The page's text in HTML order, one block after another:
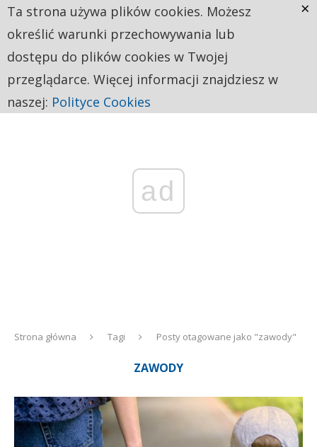
ad
Strona główna Tagi Posty otagowane jako "zawody"
ZAWODY
Ta strona używa plików cookies. Możesz
określić warunki przechowywania lub
dostępu do plików cookies w Twojej
przeglądarce. Więcej informacji znajdziesz w
naszej: Polityce Cookies
×